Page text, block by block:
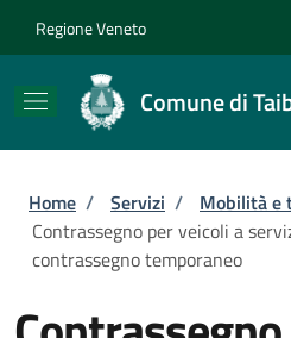
Regione Veneto
Comune di
Briciole di pane
Home / Servizi / Mobilità e
Contrassegno per veicoli a
contrassegno temporaneo